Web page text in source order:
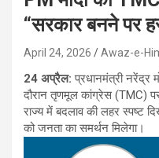
“सरकार बनने पर
April 24, 2026 Awaz-e-
24 अप्रैल:प्रधानमंत्री नरेंद्र
दौरान तृणमूल कांग्रेस (TMC)
राज्य में बदलाव की लहर स्पष्ट
को जनता का समर्थन मिलेगा।